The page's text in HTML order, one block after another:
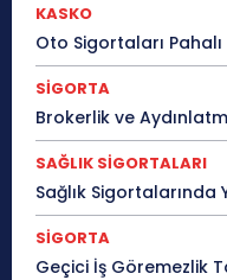
KASKO
Oto Sigortaları Pahalı
SİGORTA
Brokerlik ve
SAĞLIK SİGORTALARI
Sağlık Sigortalarında
SİGORTA
Geçici İş Göremezlik